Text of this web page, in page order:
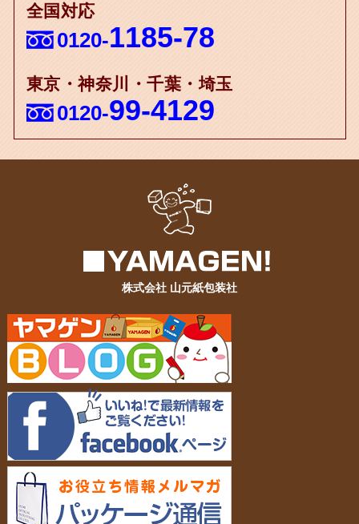
全国対応
0120-1185-78
東京・神奈川・千葉・埼玉
0120-99-4129
株式会社 山元紙包装社